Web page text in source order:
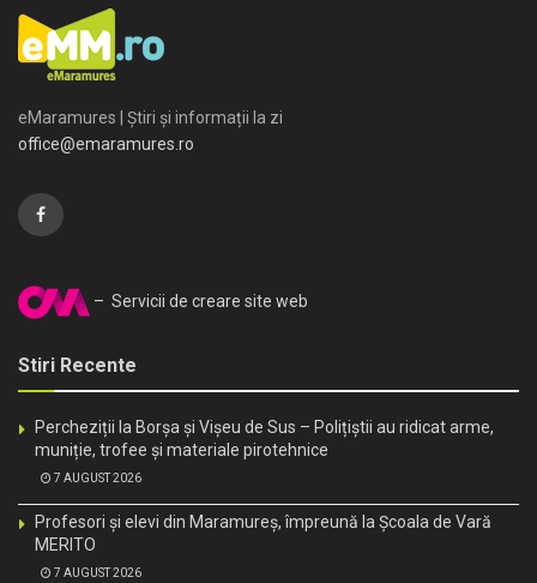
eMaramures | Știri și informații la zi
office@emaramures.ro
– Servicii de creare site web
Stiri Recente
Percheziții la Borșa și Vișeu de Sus – Polițiștii au ridicat arme,
muniție, trofee și materiale pirotehnice
7 AUGUST 2026
Profesori și elevi din Maramureș, împreună la Școala de Vară
MERITO
7 AUGUST 2026